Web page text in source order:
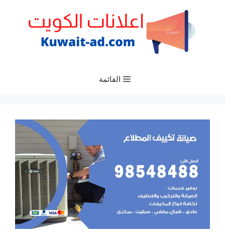
القائمة